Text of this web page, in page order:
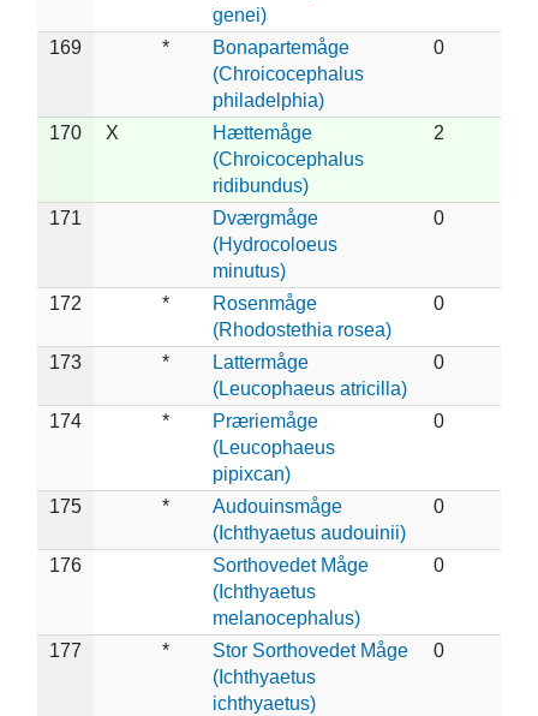
genei)
169 *
Bonapartemåge
(Chroicocephalus
philadelphia)
0
170 X
Hættemåge
(Chroicocephalus
ridibundus)
2
171
Dværgmåge
(Hydrocoloeus
minutus)
0
172 *
Rosenmåge
(Rhodostethia rosea)
0
173 *
Lattermåge
(Leucophaeus atricilla)
0
174 *
Præriemåge
(Leucophaeus
pipixcan)
0
175 *
Audouinsmåge
(Ichthyaetus audouinii)
0
176
Sorthovedet Måge
(Ichthyaetus
melanocephalus)
0
177 *
Stor Sorthovedet Måge
(Ichthyaetus
ichthyaetus)
0